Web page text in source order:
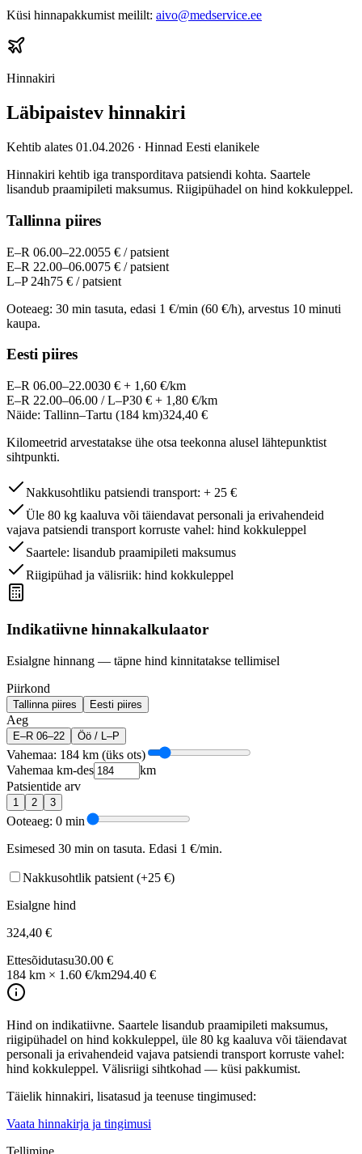
Küsi hinnapakkumist meililt: aivo@medservice.ee
Hinnakiri
Läbipaistev hinnakiri
Kehtib alates 01.04.2026 · Hinnad Eesti elanikele
Hinnakiri kehtib iga transporditava patsiendi kohta. Saartele
lisandub praamipileti maksumus. Riigipühadel on hind kokkuleppel.
Tallinna piires
E–R 06.00–22.0055 € / patsient
E–R 22.00–06.0075 € / patsient
L–P 24h75 € / patsient
Ooteaeg: 30 min tasuta, edasi 1 €/min (60 €/h), arvestus 10 minuti
kaupa.
Eesti piires
E–R 06.00–22.0030 € + 1,60 €/km
E–R 22.00–06.00 / L–P30 € + 1,80 €/km
Näide: Tallinn–Tartu (184 km)324,40 €
Kilomeetrid arvestatakse ühe otsa teekonna alusel lähtepunktist
sihtpunkti.
Nakkusohtliku patsiendi transport: + 25 €
Üle 80 kg kaaluva või täiendavat personali ja erivahendeid
vajava patsiendi transport korruste vahel: hind kokkuleppel
Saartele: lisandub praamipileti maksumus
Riigipühad ja välisriik: hind kokkuleppel
Indikatiivne hinnakalkulaator
Esialgne hinnang — täpne hind kinnitatakse tellimisel
Piirkond
Tallinna piires Eesti piires
Aeg
E–R 06–22 Öö / L–P
Vahemaa: 184 km (üks ots)
Vahemaa km-des
km
Patsientide arv
1 2 3
Ooteaeg: 0 min
Esimesed 30 min on tasuta. Edasi 1 €/min.
Nakkusohtlik patsient (+25 €)
Esialgne hind
324,40 €
Ettesõidutasu30.00 €
184 km × 1.60 €/km294.40 €
Hind on indikatiivne. Saartele lisandub praamipileti maksumus,
riigipühadel on hind kokkuleppel, üle 80 kg kaaluva või täiendavat
personali ja erivahendeid vajava patsiendi transport korruste vahel:
hind kokkuleppel. Välisriigi sihtkohad — küsi pakkumist.
Täielik hinnakiri, lisatasud ja teenuse tingimused:
Vaata hinnakirja ja tingimusi
Tellimine